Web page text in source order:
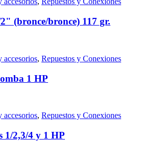
(bronce/bronce) 117 gr.
accesorios, Repuestos y Conexiones
1 HP
accesorios, Repuestos y Conexiones
1/2,3/4 y 1 HP